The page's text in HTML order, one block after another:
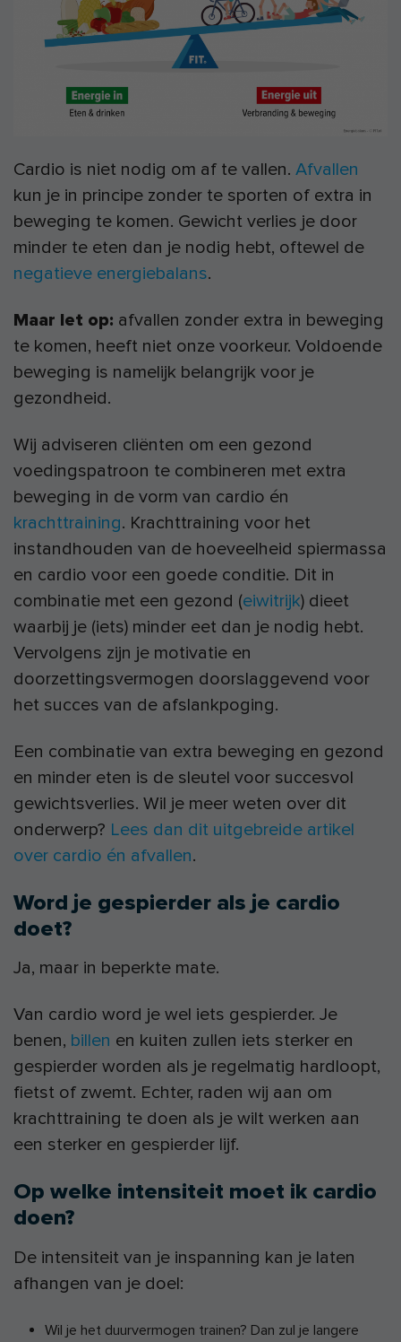
Cardio is niet nodig om af te vallen. Afvallen
kun je in principe zonder te sporten of extra in
beweging te komen. Gewicht verlies je door
minder te eten dan je nodig hebt, oftewel de
negatieve energiebalans.
Maar let op: afvallen zonder extra in beweging
te komen, heeft niet onze voorkeur. Voldoende
beweging is namelijk belangrijk voor je
gezondheid.
Wij adviseren cliënten om een gezond
voedingspatroon te combineren met extra
beweging in de vorm van cardio én
krachttraining. Krachttraining voor het
instandhouden van de hoeveelheid spiermassa
en cardio voor een goede conditie. Dit in
combinatie met een gezond (eiwitrijk) dieet
waarbij je (iets) minder eet dan je nodig hebt.
Vervolgens zijn je motivatie en
doorzettingsvermogen doorslaggevend voor
het succes van de afslankpoging.
Een combinatie van extra beweging en gezond
en minder eten is de sleutel voor succesvol
gewichtsverlies. Wil je meer weten over dit
onderwerp? Lees dan dit uitgebreide artikel
over cardio én afvallen.
Word je gespierder als je cardio
doet?
Ja, maar in beperkte mate.
Van cardio word je wel iets gespierder. Je
benen, billen en kuiten zullen iets sterker en
gespierder worden als je regelmatig hardloopt,
fietst of zwemt. Echter, raden wij aan om
krachttraining te doen als je wilt werken aan
een sterker en gespierder lijf.
Op welke intensiteit moet ik cardio
doen?
De intensiteit van je inspanning kan je laten
afhangen van je doel:
Wil je het duurvermogen trainen? Dan zul je langere